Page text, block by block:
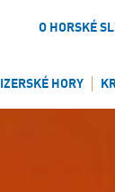
O HORSKÉ
HORY